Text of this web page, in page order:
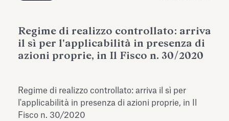
mostra Marmora Romana
ampliando gli spazi espositivi
dell’Antiquarium di Villa Albani
Leggi tutto
EcoVadis
Regime di realizzo controllato: arriva
il sì per l'applicabilità in presenza di
azioni proprie, in Il Fisco n. 30/2020
Regime di realizzo controllato: arriva il sì per
l'applicabilità in presenza di azioni proprie, in Il
Fisco n. 30/2020